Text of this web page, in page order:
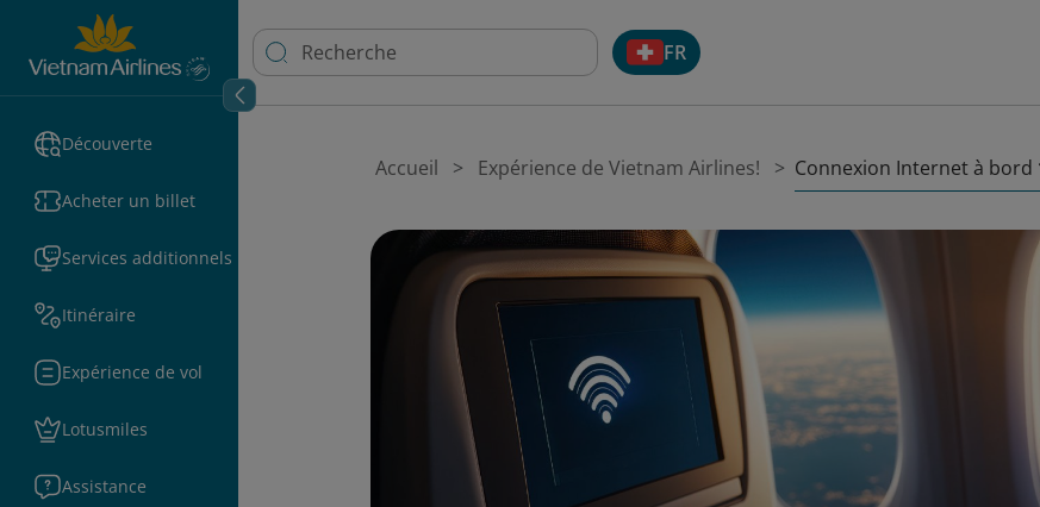
Découverte
Acheter un billet
Services additionnels
Itinéraire
Expérience de vol
Lotusmiles
Assistance
FR
Accueil Expérience de Vietnam Airlines! Connexion Internet à bord